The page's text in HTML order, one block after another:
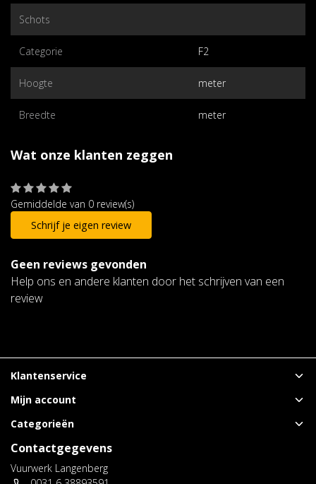
Schots
Categorie F2
Hoogte meter
Breedte meter
Wat onze klanten zeggen
Gemiddelde van 0 review(s)
Schrijf je eigen review
Geen reviews gevonden
Help ons en andere klanten door het schrijven van een
review
Klantenservice
Mijn account
Categorieën
Contactgegevens
Vuurwerk Langenberg